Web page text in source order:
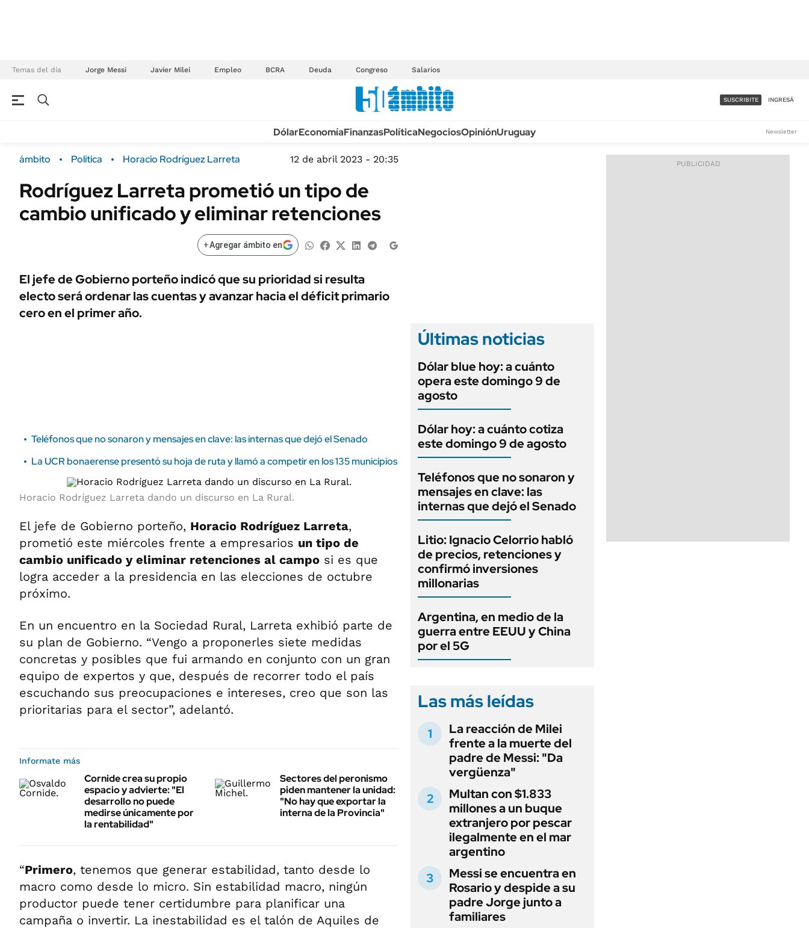
Temas del día Jorge Messi Javier Milei Empleo BCRA Deuda Congreso Salarios
Campo
FINANZAS
ÁMBITO DEBATE
MEDIAKIT AMBITO DEBATE
Real Estate
Sustentabilidad
ENERGY REPORT
POLÍTICA
TECNOLOGÍA
MÉXICO
MUNDO
INFORMACIÓN GENERAL
LIFESTYLE
AUTOS
ACCESO FULL - $1.800/MES
SUSCRIBITE INGRESÁ
DólarEconomíaFinanzasPolíticaNegociosOpiniónUruguay Newsletter
ámbito Política Horacio Rodríguez Larreta 12 de abril 2023 - 20:35
Rodríguez Larreta prometió un tipo de
cambio unificado y eliminar retenciones
+Agregar ámbito en
El jefe de Gobierno porteño indicó que su prioridad si resulta
electo será ordenar las cuentas y avanzar hacia el déficit primario
cero en el primer año.
Teléfonos que no sonaron y mensajes en clave: las internas que dejó el Senado
La UCR bonaerense presentó su hoja de ruta y llamó a competir en los 135 municipios
Horacio Rodríguez Larreta dando un discurso en La Rural.
El jefe de Gobierno porteño, Horacio Rodríguez Larreta,
prometió este miércoles frente a empresarios un tipo de
cambio unificado y eliminar retenciones al campo si es que
logra acceder a la presidencia en las elecciones de octubre
próximo.
En un encuentro en la Sociedad Rural, Larreta exhibió parte de
su plan de Gobierno. “Vengo a proponerles siete medidas
concretas y posibles que fui armando en conjunto con un gran
equipo de expertos y que, después de recorrer todo el país
escuchando sus preocupaciones e intereses, creo que son las
prioritarias para el sector”, adelantó.
Informate más
Cornide crea su propio
espacio y advierte: "El
desarrollo no puede
medirse únicamente por
la rentabilidad"
Sectores del peronismo
piden mantener la unidad:
"No hay que exportar la
interna de la Provincia"
“Primero, tenemos que generar estabilidad, tanto desde lo
macro como desde lo micro. Sin estabilidad macro, ningún
productor puede tener certidumbre para planificar una
campaña o invertir. La inestabilidad es el talón de Aquiles de
Últimas noticias
Dólar blue hoy: a cuánto
opera este domingo 9 de
agosto
Dólar hoy: a cuánto cotiza
este domingo 9 de agosto
Teléfonos que no sonaron y
mensajes en clave: las
internas que dejó el Senado
Litio: Ignacio Celorrio habló
de precios, retenciones y
confirmó inversiones
millonarias
Argentina, en medio de la
guerra entre EEUU y China
por el 5G
Las más leídas
La reacción de Milei
frente a la muerte del
padre de Messi: "Da
vergüenza"
Multan con $1.833
millones a un buque
extranjero por pescar
ilegalmente en el mar
argentino
Messi se encuentra en
Rosario y despide a su
padre Jorge junto a
familiares